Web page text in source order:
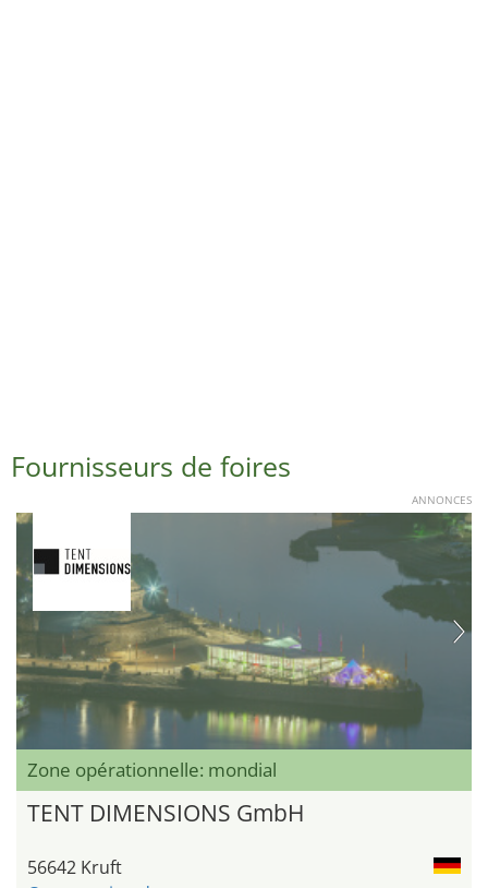
Fournisseurs de foires
ANNONCES
Zone opérationnelle: mondial
TENT DIMENSIONS GmbH
56642 Kruft